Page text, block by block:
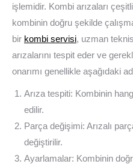
işlemidir. Kombi arızaları
kombinin doğru şekilde
bir kombi servisi, uzman
arızalarını tespit eder ve
onarımı genellikle aşağıdaki
Arıza tespiti: Kombinin
edilir.
Parça değişimi: Arızalı
değiştirilir.
Ayarlamalar: Kombinin